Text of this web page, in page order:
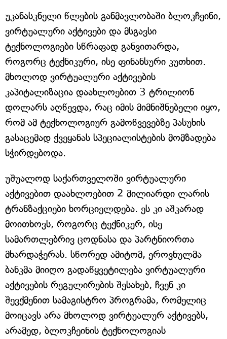
უკანასკნელი წლების განმავლობაში ბლოკჩეინი,
ვირტუალური აქტივები და მსგავსი
ტექნოლოგიები სწრაფად განვითარდა,
როგორც ტექნიკური, ისე ფინანსური კუთხით.
მხოლოდ ვირტუალური აქტივების
კაპიტალიზაცია დაახლოებით 3 ტრილიონ
დოლარს აღწევდა, რაც იმის მიმნიშნებელი იყო,
რომ ამ ტექნოლოგიურ გამოწვევებზე პასუხის
გასაცემად ქვეყანას სპეციალისტების მომზადება
სჭირდებოდა.
უშუალოდ საქართველოში ვირტუალური
აქტივებით დაახლოებით 2 მილიარდი ლარის
ტრანზაქციები ხორციელდება. ეს კი აშკარად
მოითხოვს, როგორც ტექნიკურ, ისე
სამართლებრივ ცოდნასა და პარტნიორთა
მხარდაჭერას. სწორედ ამიტომ, ეროვნულმა
ბანკმა მიიღო გადაწყვეტილება ვირტუალური
აქტივების რეგულირების შესახებ, ჩვენ კი
შევქმენით სამაგისტრო პროგრამა, რომელიც
მოიცავს არა მხოლოდ ვირტუალურ აქტივებს,
არამედ, ბლოკჩეინის ტექნოლოგიას